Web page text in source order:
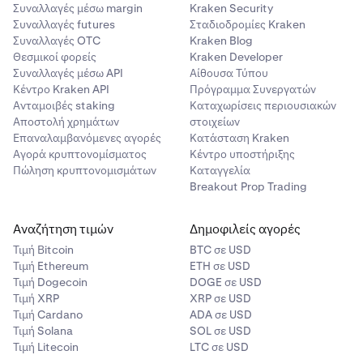
Συναλλαγές μέσω margin
Συναλλαγές futures
Συναλλαγές OTC
Θεσμικοί φορείς
Συναλλαγές μέσω API
Κέντρο Kraken API
Ανταμοιβές staking
Αποστολή χρημάτων
Επαναλαμβανόμενες αγορές
Αγορά κρυπτονομίσματος
Πώληση κρυπτονομισμάτων
Kraken Security
Σταδιοδρομίες Kraken
Kraken Blog
Kraken Developer
Αίθουσα Τύπου
Πρόγραμμα Συνεργατών
Καταχωρίσεις περιουσιακών
στοιχείων
Κατάσταση Kraken
Κέντρο υποστήριξης
Καταγγελία
Breakout Prop Trading
Αναζήτηση τιμών
Τιμή Βitcoin
Τιμή Ethereum
Τιμή Dogecoin
Τιμή XRP
Τιμή Cardano
Τιμή Solana
Τιμή Litecoin
Δημοφιλείς αγορές
BTC σε USD
ETH σε USD
DOGE σε USD
XRP σε USD
ADA σε USD
SOL σε USD
LTC σε USD